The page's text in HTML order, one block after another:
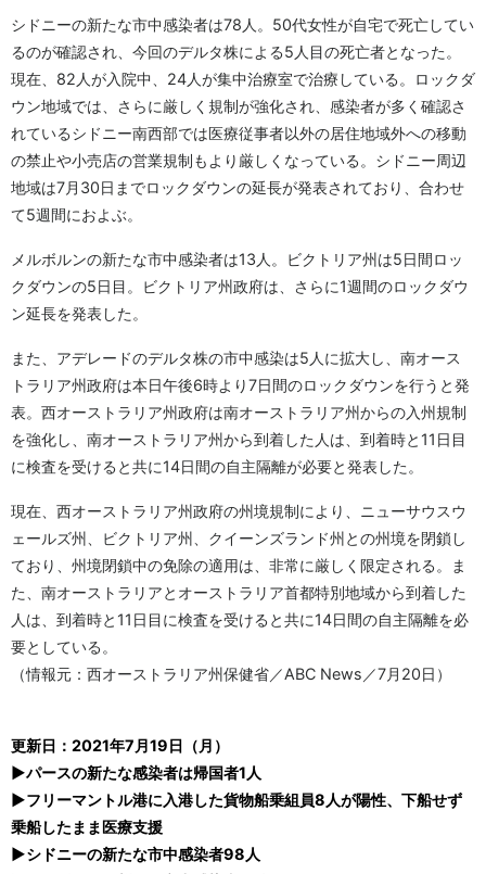
シドニーの新たな市中感染者は78人。50代女性が自宅で死亡してい
るのが確認され、今回のデルタ株による5人目の死亡者となった。
現在、82人が入院中、24人が集中治療室で治療している。ロックダ
ウン地域では、さらに厳しく規制が強化され、感染者が多く確認さ
れているシドニー南西部では医療従事者以外の居住地域外への移動
の禁止や小売店の営業規制もより厳しくなっている。シドニー周辺
地域は7月30日までロックダウンの延長が発表されており、合わせ
て5週間におよぶ。
メルボルンの新たな市中感染者は13人。ビクトリア州は5日間ロッ
クダウンの5日目。ビクトリア州政府は、さらに1週間のロックダウ
ン延長を発表した。
また、アデレードのデルタ株の市中感染は5人に拡大し、南オース
トラリア州政府は本日午後6時より7日間のロックダウンを行うと発
表。西オーストラリア州政府は南オーストラリア州からの入州規制
を強化し、南オーストラリア州から到着した人は、到着時と11日目
に検査を受けると共に14日間の自主隔離が必要と発表した。
現在、西オーストラリア州政府の州境規制により、ニューサウスウ
ェールズ州、ビクトリア州、クイーンズランド州との州境を閉鎖し
ており、州境閉鎖中の免除の適用は、非常に厳しく限定される。ま
た、南オーストラリアとオーストラリア首都特別地域から到着した
人は、到着時と11日目に検査を受けると共に14日間の自主隔離を必
要としている。
（情報元：西オーストラリア州保健省／ABC News／7月20日）
更新日：2021年7月19日（月）
▶パースの新たな感染者は帰国者1人
▶フリーマントル港に入港した貨物船乗組員8人が陽性、下船せず
乗船したまま医療支援
▶シドニーの新たな市中感染者98人